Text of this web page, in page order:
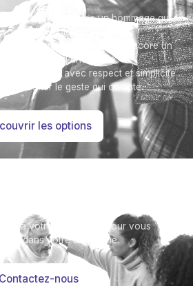
votre proche avec un hommage qui
vous ressemble :
une plaque, un arbre, ou encore un
accompagné d'une photo.
présentées avec respect et simplicité
à marquer le geste qui compte.
les options
tient à votre disposition pour vous
dans votre démarche.
Contactez-nous